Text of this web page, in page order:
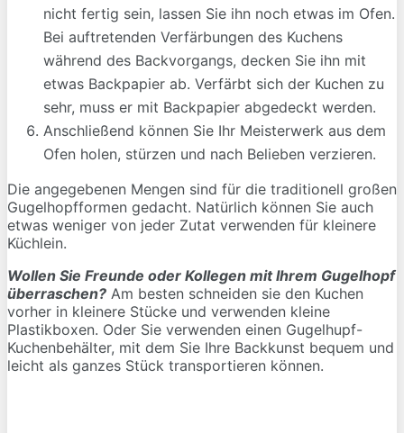
nicht fertig sein, lassen Sie ihn noch etwas im Ofen.
Bei auftretenden Verfärbungen des Kuchens
während des Backvorgangs, decken Sie ihn mit
etwas Backpapier ab. Verfärbt sich der Kuchen zu
sehr, muss er mit Backpapier abgedeckt werden.
Anschließend können Sie Ihr Meisterwerk aus dem
Ofen holen, stürzen und nach Belieben verzieren.
Die angegebenen Mengen sind für die traditionell großen
Gugelhopfformen gedacht. Natürlich können Sie auch
etwas weniger von jeder Zutat verwenden für kleinere
Küchlein.
Wollen Sie Freunde oder Kollegen mit Ihrem Gugelhopf
überraschen? Am besten schneiden sie den Kuchen
vorher in kleinere Stücke und verwenden kleine
Plastikboxen. Oder Sie verwenden einen Gugelhupf-
Kuchenbehälter, mit dem Sie Ihre Backkunst bequem und
leicht als ganzes Stück transportieren können.